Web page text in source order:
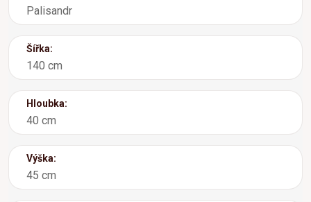
Palisandr
Šířka:
140 cm
Hloubka:
40 cm
Výška:
45 cm